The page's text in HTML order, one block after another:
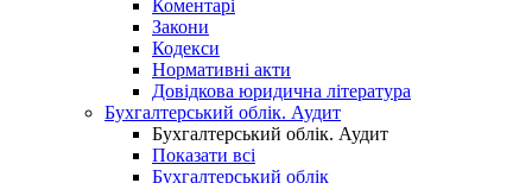
Коментарі
Закони
Кодекси
Нормативні акти
Довідкова юридична література
Бухгалтерський облік. Аудит
Бухгалтерський облік. Аудит
Показати всі
Бухгалтерський облік